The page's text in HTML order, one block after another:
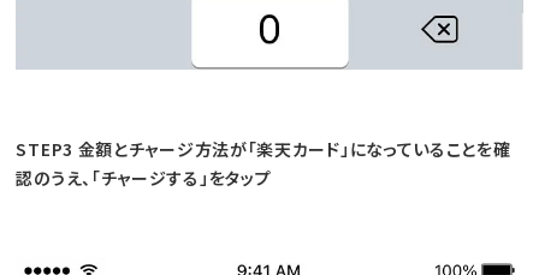
STEP3 金額とチャージ方法が「楽天カード」になっていることを確
認のうえ、「チャージする」をタップ